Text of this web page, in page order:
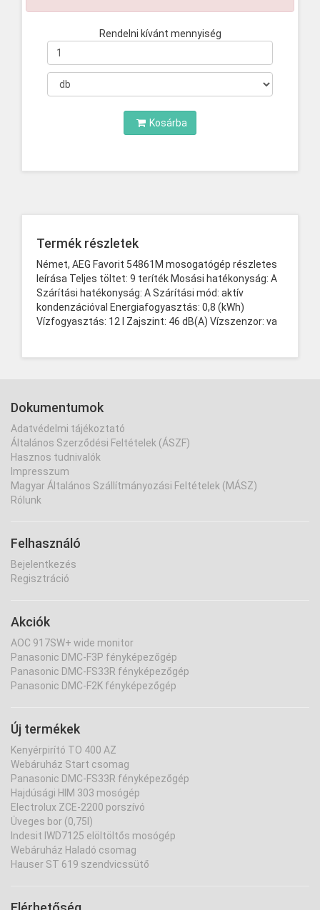
Rendelni kívánt mennyiség
Kosárba
Termék részletek
Német, AEG Favorit 54861M mosogatógép részletes
leírása Teljes töltet: 9 teríték Mosási hatékonyság: A
Szárítási hatékonyság: A Szárítási mód: aktív
kondenzációval Energiafogyasztás: 0,8 (kWh)
Vízfogyasztás: 12 l Zajszint: 46 dB(A) Vízszenzor: va
Dokumentumok
Adatvédelmi tájékoztató
Általános Szerződési Feltételek (ÁSZF)
Hasznos tudnivalók
Impresszum
Magyar Általános Szállítmányozási Feltételek (MÁSZ)
Rólunk
Felhasználó
Bejelentkezés
Regisztráció
Akciók
AOC 917SW+ wide monitor
Panasonic DMC-F3P fényképezőgép
Panasonic DMC-FS33R fényképezőgép
Panasonic DMC-F2K fényképezőgép
Új termékek
Kenyérpirító TO 400 AZ
Webáruház Start csomag
Panasonic DMC-FS33R fényképezőgép
Hajdúsági HIM 303 mosógép
Electrolux ZCE-2200 porszívó
Üveges bor (0,75l)
Indesit IWD7125 elöltöltős mosógép
Webáruház Haladó csomag
Hauser ST 619 szendvicssütő